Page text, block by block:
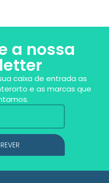
a nossa
caixa de entrada as
e as marcas que